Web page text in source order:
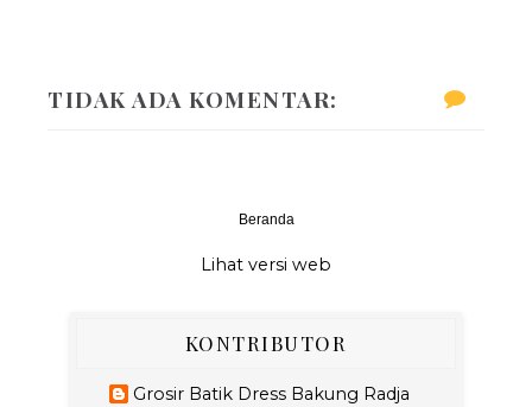
TIDAK ADA KOMENTAR:
Beranda
Lihat versi web
KONTRIBUTOR
Grosir Batik Dress Bakung Radja